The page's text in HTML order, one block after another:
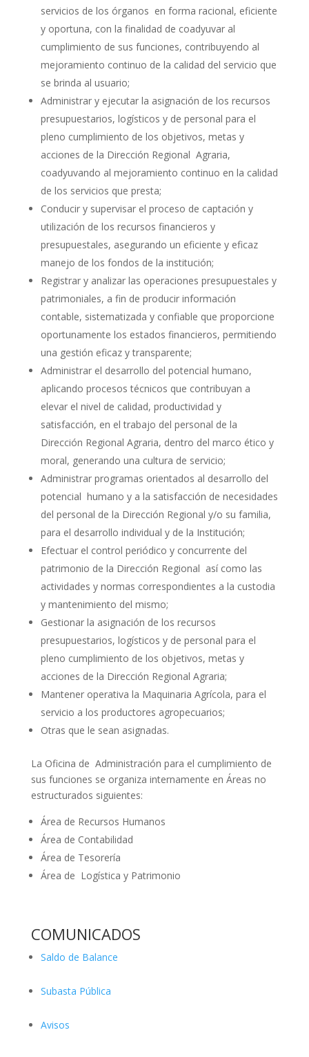
servicios de los órganos en forma racional, eficiente
y oportuna, con la finalidad de coadyuvar al
cumplimiento de sus funciones, contribuyendo al
mejoramiento continuo de la calidad del servicio que
se brinda al usuario;
Administrar y ejecutar la asignación de los recursos
presupuestarios, logísticos y de personal para el
pleno cumplimiento de los objetivos, metas y
acciones de la Dirección Regional Agraria,
coadyuvando al mejoramiento continuo en la calidad
de los servicios que presta;
Conducir y supervisar el proceso de captación y
utilización de los recursos financieros y
presupuestales, asegurando un eficiente y eficaz
manejo de los fondos de la institución;
Registrar y analizar las operaciones presupuestales y
patrimoniales, a fin de producir información
contable, sistematizada y confiable que proporcione
oportunamente los estados financieros, permitiendo
una gestión eficaz y transparente;
Administrar el desarrollo del potencial humano,
aplicando procesos técnicos que contribuyan a
elevar el nivel de calidad, productividad y
satisfacción, en el trabajo del personal de la
Dirección Regional Agraria, dentro del marco ético y
moral, generando una cultura de servicio;
Administrar programas orientados al desarrollo del
potencial humano y a la satisfacción de necesidades
del personal de la Dirección Regional y/o su familia,
para el desarrollo individual y de la Institución;
Efectuar el control periódico y concurrente del
patrimonio de la Dirección Regional así como las
actividades y normas correspondientes a la custodia
y mantenimiento del mismo;
Gestionar la asignación de los recursos
presupuestarios, logísticos y de personal para el
pleno cumplimiento de los objetivos, metas y
acciones de la Dirección Regional Agraria;
Mantener operativa la Maquinaria Agrícola, para el
servicio a los productores agropecuarios;
Otras que le sean asignadas.
La Oficina de Administración para el cumplimiento de
sus funciones se organiza internamente en Áreas no
estructurados siguientes:
Área de Recursos Humanos
Área de Contabilidad
Área de Tesorería
Área de Logística y Patrimonio
COMUNICADOS
Saldo de Balance
Subasta Pública
Avisos